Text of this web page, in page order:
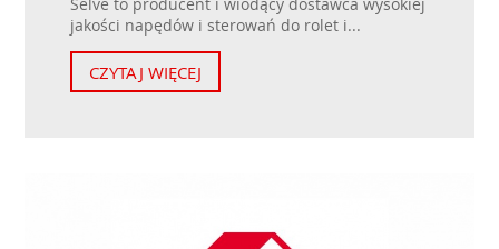
Selve to producent i wiodący dostawca wysokiej
jakości napędów i sterowań do rolet i...
CZYTAJ WIĘCEJ